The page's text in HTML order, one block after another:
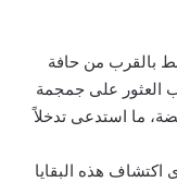
بالقرب من حافة
العثور على جمجمة
ما استدعى تدخلاً
اكتشاف هذه البقايا